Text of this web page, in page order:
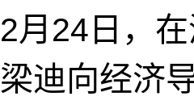
2月24日，
梁迪向经济